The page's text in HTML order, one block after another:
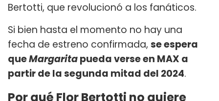
Bertotti, que revolucionó a los fanáticos.
Si bien hasta el momento no hay una
fecha de estreno confirmada, se espera
queMargaritapueda verse en MAX a
partir de la segunda mitad del 2024.
Por qué Flor Bertotti no quiere